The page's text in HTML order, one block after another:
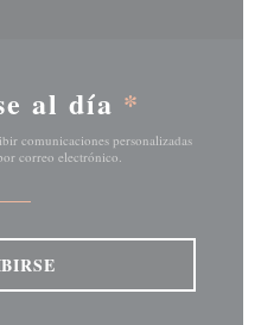
al día *
comunicaciones personalizadas
correo electrónico.